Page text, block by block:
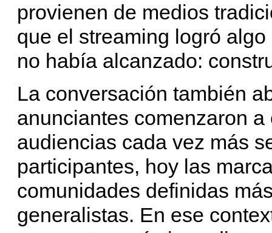
provienen de medios
que el streaming logró
no había alcanzado:
La conversación también
anunciantes comenzaron
audiencias cada vez más
participantes, hoy las
comunidades definidas
generalistas. En ese